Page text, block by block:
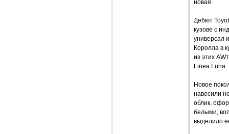
новая.
Дебют
кузове с
универсал
Королла в
из этих
Linea Luna.
Новое
навесили
облик,
белыми,
выделило